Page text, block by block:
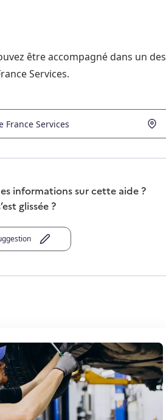
être accompagné dans un des
Services.
France Services
informations sur cette aide ?
glissée ?